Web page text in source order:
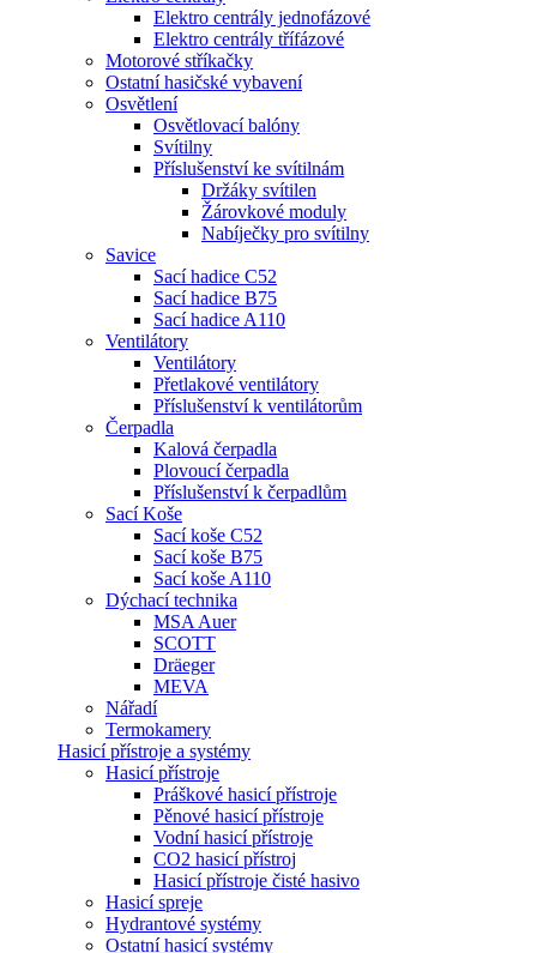
Elektro centrály jednofázové
Elektro centrály třífázové
Motorové stříkačky
Ostatní hasičské vybavení
Osvětlení
Osvětlovací balóny
Svítilny
Příslušenství ke svítilnám
Držáky svítilen
Žárovkové moduly
Nabíječky pro svítilny
Savice
Sací hadice C52
Sací hadice B75
Sací hadice A110
Ventilátory
Ventilátory
Přetlakové ventilátory
Příslušenství k ventilátorům
Čerpadla
Kalová čerpadla
Plovoucí čerpadla
Příslušenství k čerpadlům
Sací Koše
Sací koše C52
Sací koše B75
Sací koše A110
Dýchací technika
MSA Auer
SCOTT
Dräeger
MEVA
Nářadí
Termokamery
Hasicí přístroje a systémy
Hasicí přístroje
Práškové hasicí přístroje
Pěnové hasicí přístroje
Vodní hasicí přístroje
CO2 hasicí přístroj
Hasicí přístroje čisté hasivo
Hasicí spreje
Hydrantové systémy
Ostatní hasicí systémy